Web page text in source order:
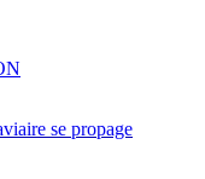
se propage